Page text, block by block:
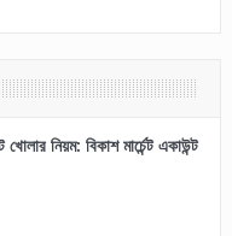
নিয়ম: বিকাশ মার্চেন্ট একাউন্ট